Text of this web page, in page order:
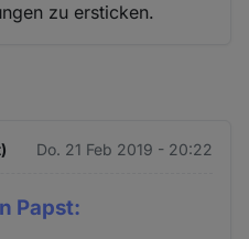
zu ersticken.
Do. 21 Feb 2019 - 20:22
Papst: